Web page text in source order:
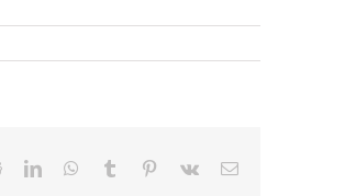
RedditLinkedInWhatsApp
Tumblr Pinterest
Vk Email